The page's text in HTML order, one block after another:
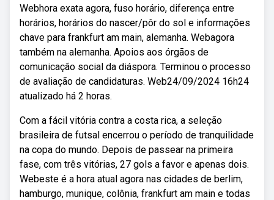
Webhora exata agora, fuso horário, diferença entre
horários, horários do nascer/pôr do sol e informações
chave para frankfurt am main, alemanha. Webagora
também na alemanha. Apoios aos órgãos de
comunicação social da diáspora. Terminou o processo
de avaliação de candidaturas. Web24/09/2024 16h24
atualizado há 2 horas.
Com a fácil vitória contra a costa rica, a seleção
brasileira de futsal encerrou o período de tranquilidade
na copa do mundo. Depois de passear na primeira
fase, com três vitórias, 27 gols a favor e apenas dois.
Webeste é a hora atual agora nas cidades de berlim,
hamburgo, munique, colônia, frankfurt am main e todas